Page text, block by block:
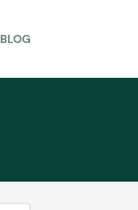
BLOG